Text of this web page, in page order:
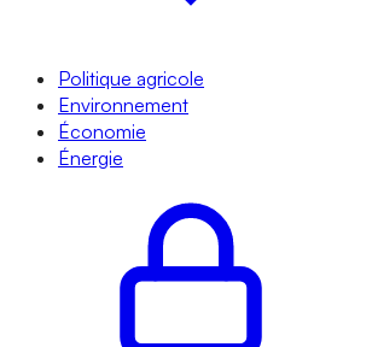
Politique agricole
Environnement
Économie
Énergie